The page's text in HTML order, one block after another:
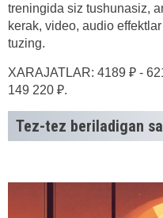
treningida siz tushunasiz,
kerak, video, audio
tuzing.
XARAJATLAR: 4189 ₽ -
149 220 ₽.
Tez-tez beriladigan